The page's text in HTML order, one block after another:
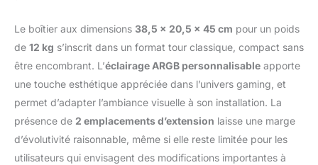
Le boîtier aux dimensions 38,5 x 20,5 x 45 cm pour un poids
de 12 kg s’inscrit dans un format tour classique, compact sans
être encombrant. L’éclairage ARGB personnalisable apporte
une touche esthétique appréciée dans l’univers gaming, et
permet d’adapter l’ambiance visuelle à son installation. La
présence de 2 emplacements d’extension laisse une marge
d’évolutivité raisonnable, même si elle reste limitée pour les
utilisateurs qui envisagent des modifications importantes à